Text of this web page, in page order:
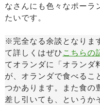
なさんにも色々なポーラ
たいです。
※完全なる余談となりま
て詳しくはぜひこちらの
てオランダに「オランダ
が、オランダで食べるこ
つかあります。また食の
差し引いても、というか